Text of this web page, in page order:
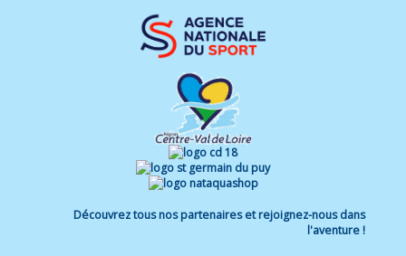
Découvrez tous nos partenaires et rejoignez-nous dans
l'aventure !